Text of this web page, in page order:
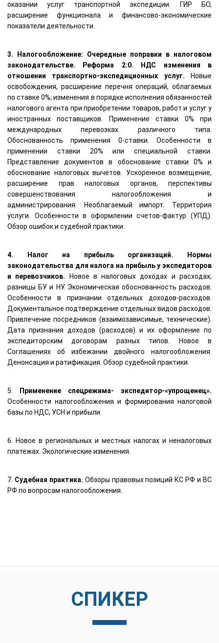
оказании услуг транспортной экспедиции. ГИР БО,
расширение функционала и финансово-экономические
показатели деятельности.
3. Налогообложение: Очередные поправки в налоговом
законодательстве. Реформа 2:0. НДС изменения в
отношении транспортно-экспедиционных услуг. Новые
освобождения, расширение перечня операций, облагаемых
по ставке 0%; изменения в порядке исполнения обязанностей
налогового агента при приобретении товаров, работ и услуг у
иностранных поставщиков. Применение ставки 0% при
международных перевозках различного типа.
Обоснованность применения 0-ставки. Особенности в
применении ставки 20% или специальной ставки.
Представление документов в обоснование ставки 0% и
обоснование налоговых вычетов. Ускоренное возмещение,
расширение прав налоговых органов, перспективы
совершенствования налогообложения и
администрирования. Необлагаемый импорт. Территория
услуги. Особенности в оформлении счетов-фактур (УПД).
Обзор ошибок и судебной практики.
4. Налог на прибыль организаций. Нормы
законодательства для налога на прибыль у экспедиторов
и перевозчиков.
Новое в налоговых доходах и расходах,
разницы БУ и НУ. Экономическая обоснованность расходов.
Особенности в признании отдельных доходов-расходов.
Документальное подтверждение отдельных видов расходов.
Привлечение посредников (взаимозависимые, технические).
Дата признания доходов (расходов) и их оформление по
экспедиторским договорам разных типов. Новое в
Соглашениях об избежании двойного налогообложения.
Денонсация и ратификация. Обзор судебной практики.
5.
Применение спецрежима- экспедитор-«упрощенец».
Особенности налогообложения и формирования налоговой
базы по НДС, УСН и прибыли.
6. Новое в региональных и местных налогах и неналоговых
платежах. Экологические изменения.
7. Судебная практика. Обзоры правовых позиций КС РФ и ВС
РФ по вопросам налогообложения.
СПИКЕР